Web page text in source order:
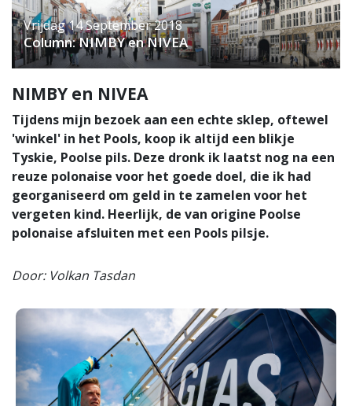
Vrijdag 14 September 2018
Column: NIMBY en NIVEA
NIMBY en NIVEA
Tijdens mijn bezoek aan een echte sklep, oftewel
'winkel' in het Pools, koop ik altijd een blikje
Tyskie, Poolse pils. Deze dronk ik laatst nog na een
reuze polonaise voor het goede doel, die ik had
georganiseerd om geld in te zamelen voor het
vergeten kind. Heerlijk, de van origine Poolse
polonaise afsluiten met een Pools pilsje.
Door: Volkan Tasdan